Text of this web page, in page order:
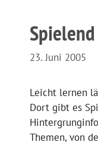
23. Juni 2005
Leicht lernen
Dort gibt es
Themen, von